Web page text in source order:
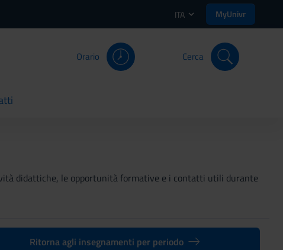
ITA MyUnivr
Orario Cerca
didattiche, le opportunità formative e i contatti utili durante
Ritorna agli insegnamenti per periodo